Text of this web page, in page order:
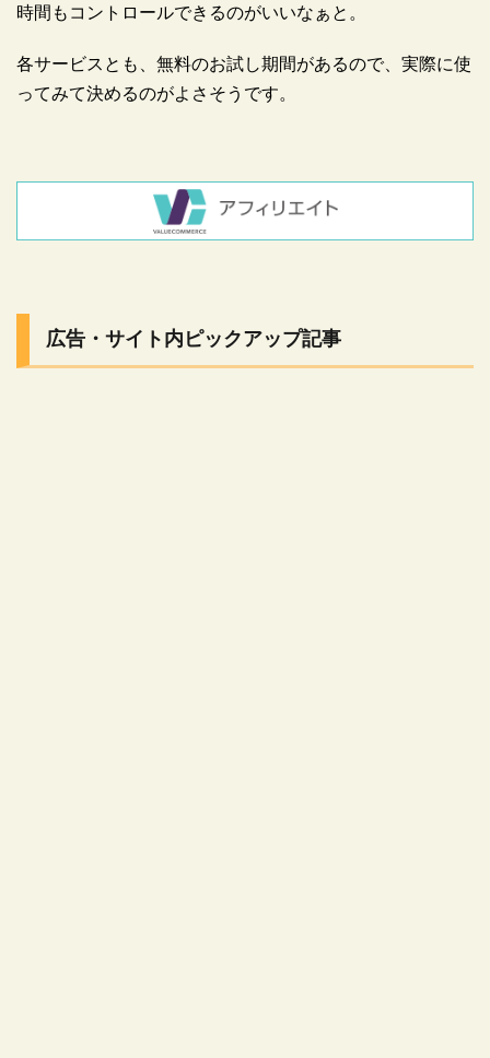
時間もコントロールできるのがいいなぁと。
各サービスとも、無料のお試し期間があるので、実際に使
ってみて決めるのがよさそうです。
広告・サイト内ピックアップ記事